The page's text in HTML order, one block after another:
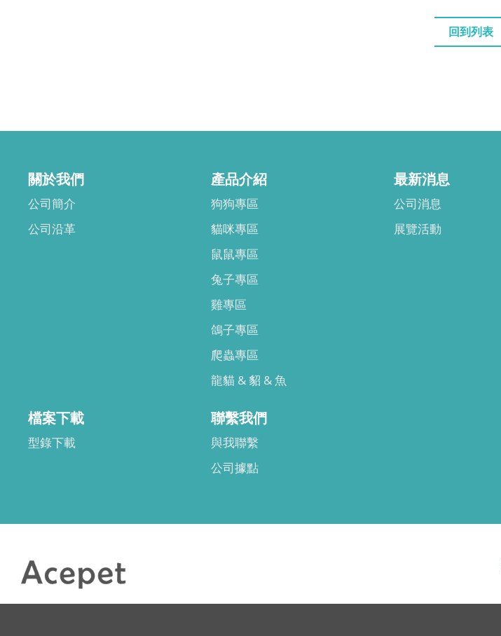
回到列表
關於我們
公司簡介
公司沿革
產品介紹
狗狗專區
貓咪專區
鼠鼠專區
兔子專區
雞專區
鴿子專區
爬蟲專區
龍貓 & 貂 & 魚
最新消息
公司消息
展覽活動
檔案下載
型錄下載
聯繫我們
與我聯繫
公司據點